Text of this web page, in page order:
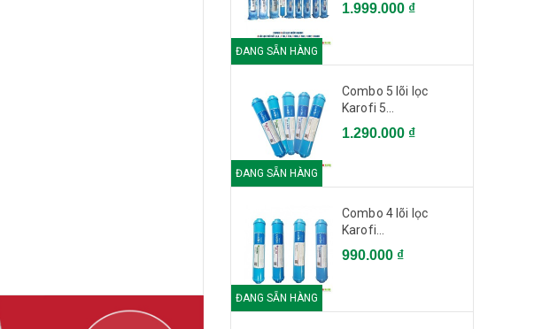
ĐANG SẴN HÀNG
1.999.000 ₫
ĐANG SẴN HÀNG
Combo 5 lõi lọc
Karofi 5...
1.290.000 ₫
ĐANG SẴN HÀNG
Combo 4 lõi lọc
Karofi...
990.000 ₫